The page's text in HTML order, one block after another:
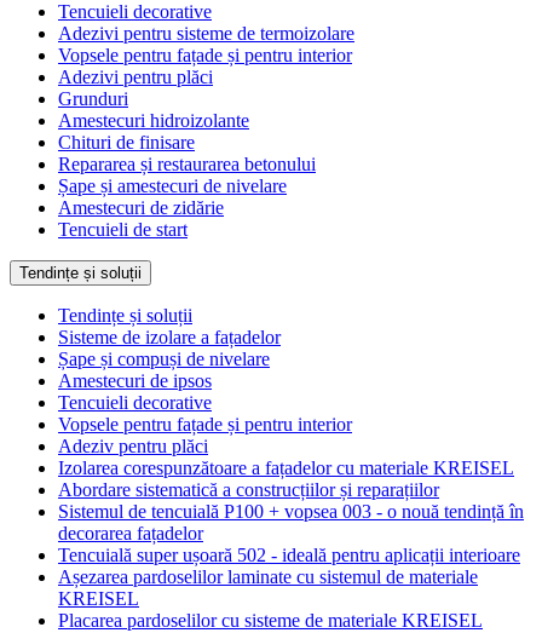
Tencuieli decorative
Adezivi pentru sisteme de termoizolare
Vopsele pentru fațade și pentru interior
Adezivi pentru plăci
Grunduri
Amestecuri hidroizolante
Chituri de finisare
Repararea și restaurarea betonului
Șape și amestecuri de nivelare
Amestecuri de zidărie
Tencuieli de start
Tendințe și soluții
Tendințe și soluții
Sisteme de izolare a fațadelor
Șape și compuși de nivelare
Amestecuri de ipsos
Tencuieli decorative
Vopsele pentru fațade și pentru interior
Adeziv pentru plăci
Izolarea corespunzătoare a fațadelor cu materiale KREISEL
Abordare sistematică a construcțiilor și reparațiilor
Sistemul de tencuială P100 + vopsea 003 - o nouă tendință în
decorarea fațadelor
Tencuială super ușoară 502 - ideală pentru aplicații interioare
Așezarea pardoselilor laminate cu sistemul de materiale
KREISEL
Placarea pardoselilor cu sisteme de materiale KREISEL